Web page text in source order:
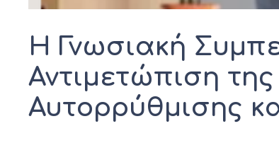
Η Γνωσιακή
Αντιμετώπιση
Αυτορρύθμισης